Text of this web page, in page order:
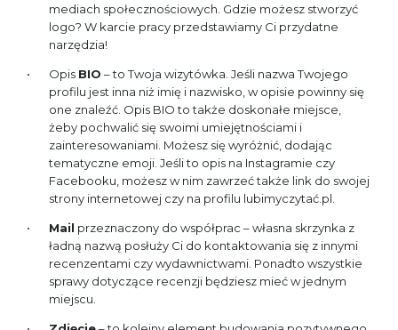
mediach społecznościowych. Gdzie możesz stworzyć
logo? W karcie pracy przedstawiamy Ci przydatne
narzędzia!
Opis BIO – to Twoja wizytówka. Jeśli nazwa Twojego
profilu jest inna niż imię i nazwisko, w opisie powinny się
one znaleźć. Opis BIO to także doskonałe miejsce,
żeby pochwalić się swoimi umiejętnościami i
zainteresowaniami. Możesz się wyróżnić, dodając
tematyczne emoji. Jeśli to opis na Instagramie czy
Facebooku, możesz w nim zawrzeć także link do swojej
strony internetowej czy na profilu lubimyczytać.pl.
Mail przeznaczony do współprac – własna skrzynka z
ładną nazwą posłuży Ci do kontaktowania się z innymi
recenzentami czy wydawnictwami. Ponadto wszystkie
sprawy dotyczące recenzji będziesz mieć w jednym
miejscu.